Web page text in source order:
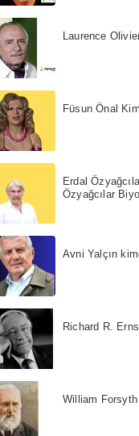
Laurence
Füsun Önal
Erdal
Özyağcılar
Avni Yalçın
Richard R.
William